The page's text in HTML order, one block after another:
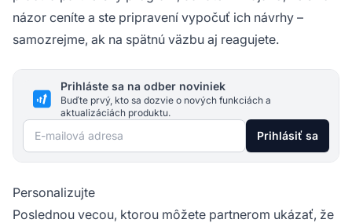
názor ceníte a ste pripravení vypočuť ich návrhy –
samozrejme, ak na spätnú väzbu aj reagujete.
Prihláste sa na odber noviniek
Buďte prvý, kto sa dozvie o nových funkciách a
aktualizáciách produktu.
E-mailová adresa Prihlásiť sa
Personalizujte
Poslednou vecou, ktorou môžete partnerom ukázať, že